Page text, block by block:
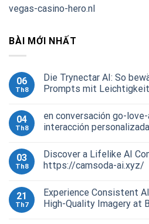
vegas-casino-hero.nl
BÀI MỚI NHẤT
06
Th8
Die Trynectar AI: So
Prompts mit Leichtigkeit
04
Th8
en conversación go-
interacción
03
Th8
Discover a Lifelike AI
https://camsoda-ai.xyz/
21
Th7
Experience Consistent
High-Quality Imagery at